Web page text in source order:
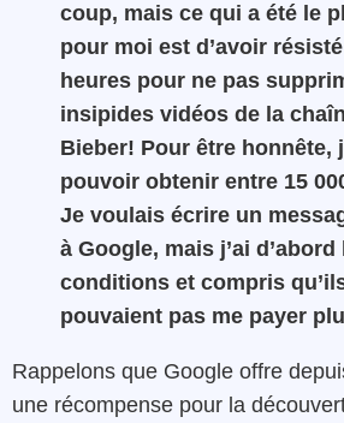
coup, mais ce qui a été le
pour moi est d’avoir
heures pour ne pas
insipides vidéos de la
Bieber! Pour être honnête,
pouvoir obtenir entre 15
Je voulais écrire un
à Google, mais j’ai d’abord
conditions et compris
pouvaient pas me payer
Rappelons que Google offre
une récompense pour la